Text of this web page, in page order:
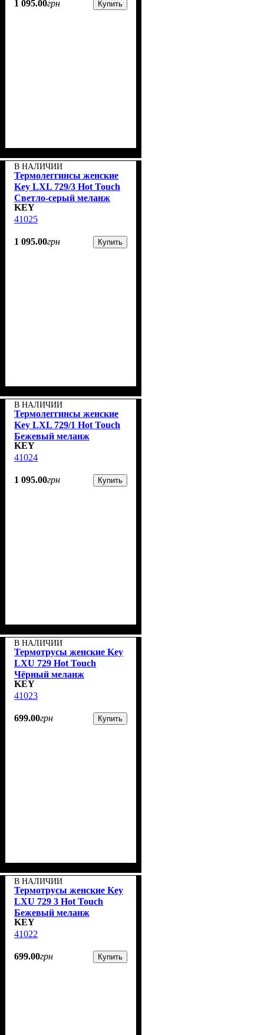
1 095.00грн Купить
В НАЛИЧИИ
Термолеггинсы женские
Key LXL 729/3 Hot Touch
Cветло-серый меланж
KEY
41025
1 095.00грн Купить
В НАЛИЧИИ
Термолеггинсы женские
Key LXL 729/1 Hot Touch
Бежевый меланж
KEY
41024
1 095.00грн Купить
В НАЛИЧИИ
Термотрусы женские Key
LXU 729 Hot Touch
Чёрный меланж
KEY
41023
699.00грн Купить
В НАЛИЧИИ
Термотрусы женские Key
LXU 729 3 Hot Touch
Бежевый меланж
KEY
41022
699.00грн Купить